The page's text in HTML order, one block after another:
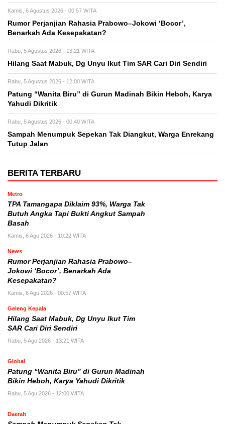
Kamis, 6 Agustus 2026 - 00:57 WITA
Rumor Perjanjian Rahasia Prabowo–Jokowi ‘Bocor’,
Benarkah Ada Kesepakatan?
Rabu, 5 Agustus 2026 - 13:21 WITA
Hilang Saat Mabuk, Dg Unyu Ikut Tim SAR Cari Diri Sendiri
Rabu, 5 Agustus 2026 - 12:00 WITA
Patung “Wanita Biru” di Gurun Madinah Bikin Heboh, Karya
Yahudi Dikritik
Rabu, 5 Agustus 2026 - 00:40 WITA
Sampah Menumpuk Sepekan Tak Diangkut, Warga Enrekang
Tutup Jalan
BERITA TERBARU
Metro
TPA Tamangapa Diklaim 93%, Warga Tak
Butuh Angka Tapi Bukti Angkut Sampah
Basah
Kamis, 6 Agu 2026 - 10:22 WITA
News
Rumor Perjanjian Rahasia Prabowo–
Jokowi ‘Bocor’, Benarkah Ada
Kesepakatan?
Kamis, 6 Agu 2026 - 00:57 WITA
Geleng Kepala
Hilang Saat Mabuk, Dg Unyu Ikut Tim
SAR Cari Diri Sendiri
Rabu, 5 Agu 2026 - 13:21 WITA
Global
Patung “Wanita Biru” di Gurun Madinah
Bikin Heboh, Karya Yahudi Dikritik
Rabu, 5 Agu 2026 - 12:00 WITA
Daerah